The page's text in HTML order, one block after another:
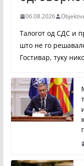
06.08.2026
Талогот од СДС и
што не го
Гостивар, туку